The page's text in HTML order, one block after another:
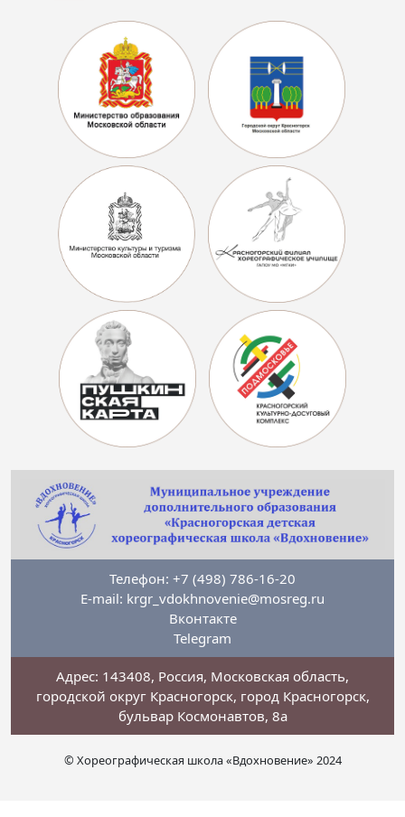
Телефон: +7 (498) 786-16-20
E-mail: krgr_vdokhnovenie@mosreg.ru
Вконтакте
Telegram
Адрес: 143408, Россия, Московская область,
городской округ Красногорск, город Красногорск,
бульвар Космонавтов, 8а
© Хореографическая школа «Вдохновение» 2024